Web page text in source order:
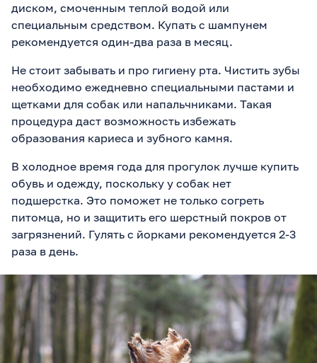
диском, смоченным теплой водой или
специальным средством. Купать с шампунем
рекомендуется один-два раза в месяц.
Не стоит забывать и про гигиену рта. Чистить зубы
необходимо ежедневно специальными пастами и
щетками для собак или напальчниками. Такая
процедура даст возможность избежать
образования кариеса и зубного камня.
В холодное время года для прогулок лучше купить
обувь и одежду, поскольку у собак нет
подшерстка. Это поможет не только согреть
питомца, но и защитить его шерстный покров от
загрязнений. Гулять с йорками рекомендуется 2-3
раза в день.